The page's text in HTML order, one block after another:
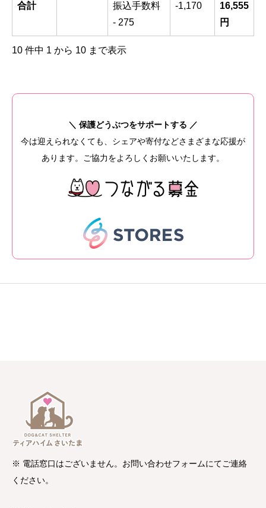
合計
振込手数料
- 275
-1,170
16,555
円
10 件中 1 から 10 まで表示
＼ 保護どうぶつをサポートする ／
今は迎えられなくても、シェアや寄付などさまざまな応援が
あります。ご協力をよろしくお願いいたします。
※ 電話窓口はございません。お問い合わせフォームにてご連絡
ください。